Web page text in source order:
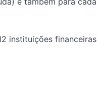
instituições